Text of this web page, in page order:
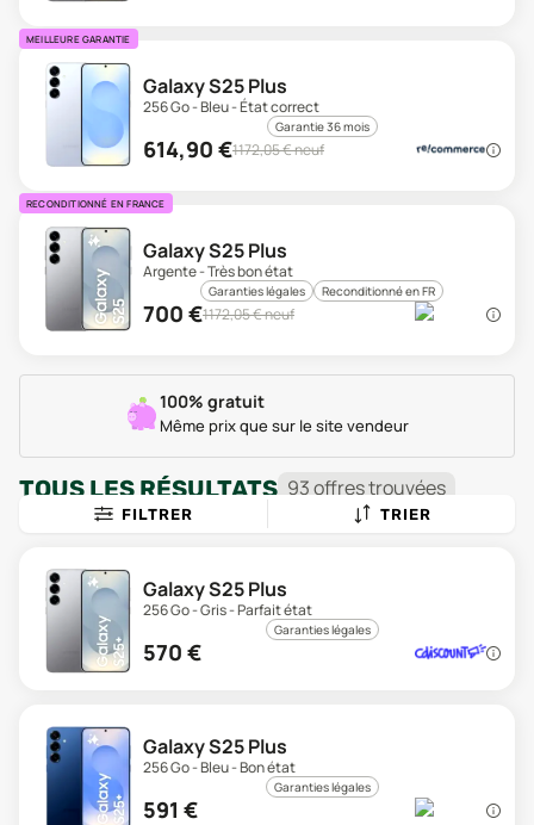
MEILLEURE GARANTIE
Galaxy S25 Plus
256 Go - Bleu - État correct
Garantie 36 mois
614,90 €1172,05€ neuf
RECONDITIONNÉ EN FRANCE
Galaxy S25 Plus
Argente - Très bon état
Garanties légales Reconditionné en FR
700 €1172,05€ neuf
100% gratuit
Même prix que sur le site vendeur
TOUS LES RÉSULTATS 93offrestrouvées
FILTRER TRIER
Galaxy S25 Plus
256 Go - Gris - Parfait état
Garanties légales
570 €
Galaxy S25 Plus
256 Go - Bleu - Bon état
Garanties légales
591 €